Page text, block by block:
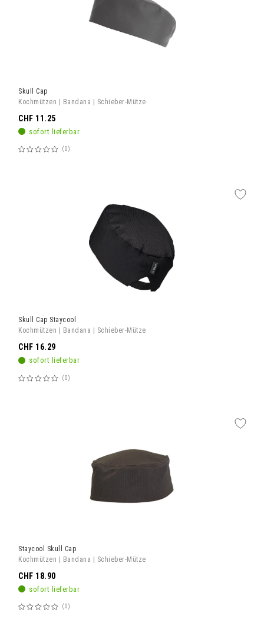
Skull Cap
Kochmützen | Bandana | Schieber-Mütze
sofort lieferbar
Bewertung:
0
CHF 11.25
Skull Cap Staycool
Kochmützen | Bandana | Schieber-Mütze
sofort lieferbar
Bewertung:
0
CHF 16.29
Staycool Skull Cap
Kochmützen | Bandana | Schieber-Mütze
sofort lieferbar
Bewertung:
0
CHF 18.90